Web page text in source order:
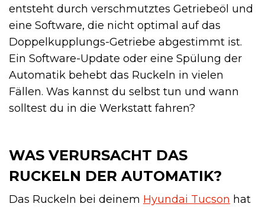
entsteht durch verschmutztes Getriebeöl und
eine Software, die nicht optimal auf das
Doppelkupplungs-Getriebe abgestimmt ist.
Ein Software-Update oder eine Spülung der
Automatik behebt das Ruckeln in vielen
Fällen. Was kannst du selbst tun und wann
solltest du in die Werkstatt fahren?
WAS VERURSACHT DAS
RUCKELN DER AUTOMATIK?
Das Ruckeln bei deinem Hyundai Tucson hat